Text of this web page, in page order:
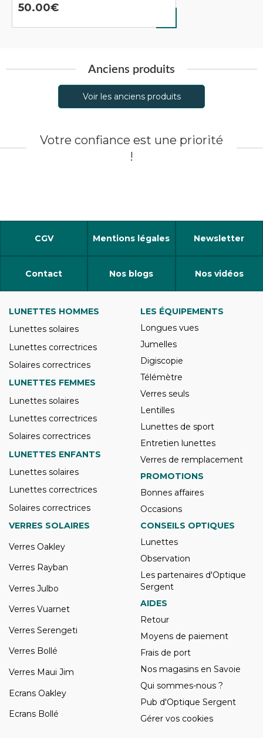
50.00
Anciens produits
Voir les anciens produits
Votre confiance est une priorité
!
CGV Mentions légales Newsletter
Contact Nos blogs Nos vidéos
LUNETTES HOMMES
Lunettes solaires
Lunettes correctrices
Solaires correctrices
LUNETTES FEMMES
Lunettes solaires
Lunettes correctrices
Solaires correctrices
LUNETTES ENFANTS
Lunettes solaires
Lunettes correctrices
Solaires correctrices
LES ÉQUIPEMENTS
Longues vues
Jumelles
Digiscopie
Télémètre
Verres seuls
Lentilles
Lunettes de sport
Entretien lunettes
Verres de remplacement
PROMOTIONS
Bonnes affaires
Occasions
VERRES SOLAIRES
Verres Oakley
Verres Rayban
Verres Julbo
Verres Vuarnet
Verres Serengeti
Verres Bollé
Verres Maui Jim
Ecrans Oakley
Ecrans Bollé
CONSEILS OPTIQUES
Lunettes
Observation
Les partenaires d'Optique
Sergent
AIDES
Retour
Moyens de paiement
Frais de port
Nos magasins en Savoie
Qui sommes-nous ?
Pub d'Optique Sergent
Gérer vos cookies